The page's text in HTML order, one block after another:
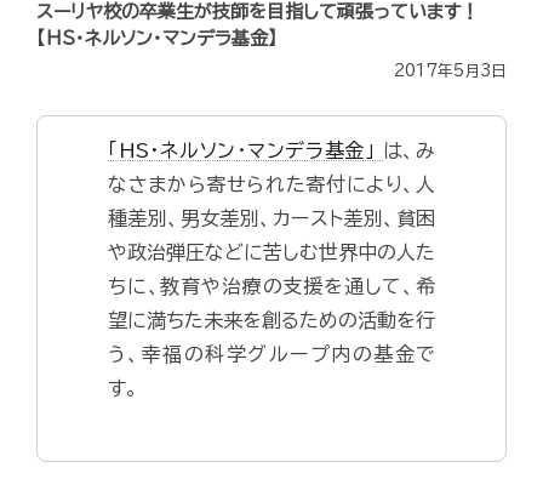
スーリヤ校の卒業生が技師を目指して頑張っています！
【HS・ネルソン・マンデラ基金】
2017年5月3日
「HS・ネルソン・マンデラ基金」 は、み
なさまから寄せられた寄付により、人
種差別、男女差別、カースト差別、貧困
や政治弾圧などに苦しむ世界中の人た
ちに、教育や治療の支援を通して、希
望に満ちた未来を創るための活動を行
う、幸福の科学グループ内の基金で
す。